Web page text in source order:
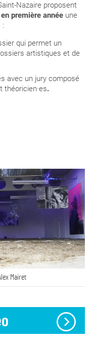
Nazaire proposent
première année une
:
qui permet un
artistiques et de
avec un jury composé
.
arts visuels et
formes
(danse,
;
l’art
: fréquentation
expositions et
;
la création, la
plastique,
en atelier et
Mairet